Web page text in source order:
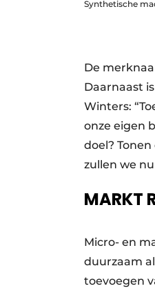
Synthetische
De
Daarnaast
Winters:
onze eigen
doel?
zullen we
MARKT
Micro- en
duurzaam
toevoegen